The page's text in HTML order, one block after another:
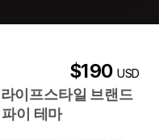
$190USD
이프스타일 브랜드
이 테마